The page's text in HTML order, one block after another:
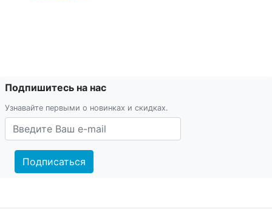
Подпишитесь на нас
Узнавайте первыми о новинках и скидках.
Подписаться